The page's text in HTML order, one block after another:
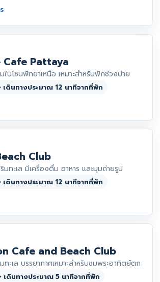
Pattaya
ในโซนพัทยาเหนือ เหมาะสำหรับพักช่วงบ่าย
เดินทางประมาณ 12 นาทีจากที่พัก
Club
ทะเล มีเครื่องดื่ม อาหาร และมุมถ่ายรูป
เดินทางประมาณ 12 นาทีจากที่พัก
Cafe and Beach Club
ทะเล บรรยากาศเหมาะสำหรับชมพระอาทิตย์ตก
เดินทางประมาณ 5 นาทีจากที่พัก